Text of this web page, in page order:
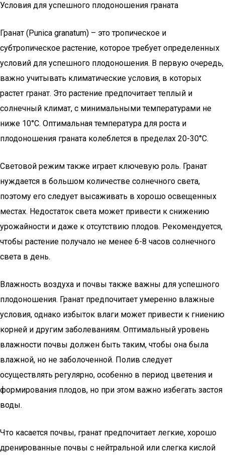
Условия для успешного плодоношения граната
Гранат (Punica granatum) – это тропическое и
субтропическое растение, которое требует определенных
условий для успешного плодоношения. В первую очередь,
важно учитывать климатические условия, в которых
растет гранат. Это растение предпочитает теплый и
солнечный климат, с минимальными температурами не
ниже 10°C. Оптимальная температура для роста и
плодоношения граната колеблется в пределах 20-30°C.
Световой режим также играет ключевую роль. Гранат
нуждается в большом количестве солнечного света,
поэтому его следует высаживать в хорошо освещенных
местах. Недостаток света может привести к снижению
урожайности и даже к отсутствию плодов. Рекомендуется,
чтобы растение получало не менее 6-8 часов солнечного
света в день.
Влажность воздуха и почвы также важны для успешного
плодоношения. Гранат предпочитает умеренно влажные
условия, однако избыток влаги может привести к гниению
корней и другим заболеваниям. Оптимальный уровень
влажности почвы должен быть таким, чтобы она была
влажной, но не заболоченной. Полив следует
осуществлять регулярно, особенно в период цветения и
формирования плодов, но при этом важно избегать застоя
воды.
Что касается почвы, гранат предпочитает легкие, хорошо
дренированные почвы с нейтральной или слегка кислой